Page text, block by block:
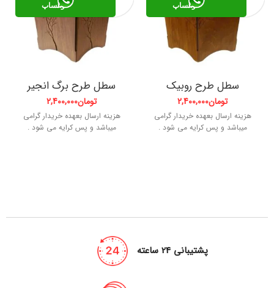
سطل طرح روبیک
تومان2,400,000
هزینه ارسال بعهده خریدار گرامی
میباشد و پس کرایه می شود .
واتساپ
سطل طرح برگ انجیر
تومان2,400,000
هزینه ارسال بعهده خریدار گرامی
میباشد و پس کرایه می شود .
واتساپ
پشتیبانی 24 ساعته